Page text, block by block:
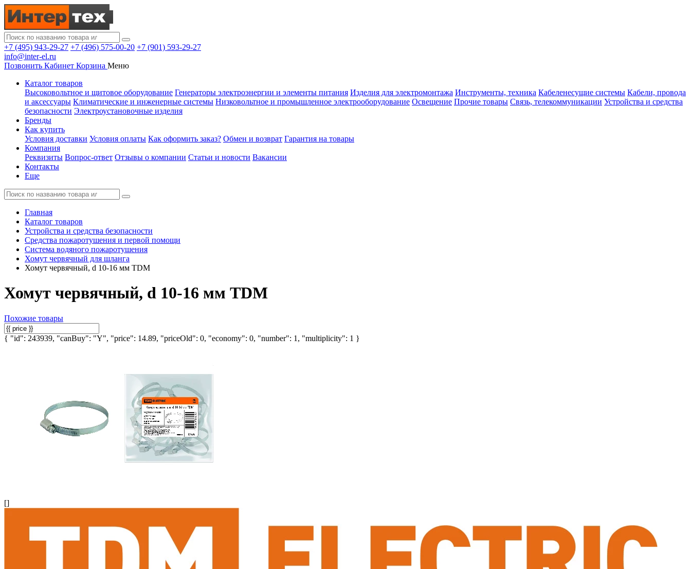
+7 (495) 943-29-27 +7 (496) 575-00-20 +7 (901) 593-29-27
info@inter-el.ru
Позвонить Кабинет Корзина Меню
Каталог товаров
Высоковольтное и щитовое оборудование Генераторы электроэнергии и элементы питания Изделия для электромонтажа Инструменты, техника Кабеленесущие системы Кабели, провода
и аксессуары Климатические и инженерные системы Низковольтное и промышленное электрооборудование Освещение Прочие товары Связь, телекоммуникации Устройства и средства
безопасности Электроустановочные изделия
Бренды
Как купить
Условия доставки Условия оплаты Как оформить заказ? Обмен и возврат Гарантия на товары
Компания
Реквизиты Вопрос-ответ Отзывы о компании Статьи и новости Вакансии
Контакты
Еще
Главная
Каталог товаров
Устройства и средства безопасности
Средства пожаротушения и первой помощи
Система водяного пожаротушения
Хомут червячный для шланга
Хомут червячный, d 10-16 мм TDM
Хомут червячный, d 10-16 мм TDM
Похожие товары
{ "id": 243939, "canBuy": "Y", "price": 14.89, "priceOld": 0, "economy": 0, "number": 1, "multiplicity": 1 }
[]